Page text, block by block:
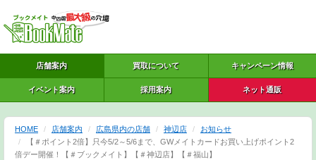
店舗案内 買取について キャンペーン情報
イベント案内 採用案内 ネット通販
HOME 店舗案内 広島県内の店舗 神辺店
お知らせ
【＃ポイント2倍】只今5/2～5/6まで、GWメイトカードお買い上げポイント2
倍デー開催！【＃ブックメイト】【＃神辺店】【＃福山】